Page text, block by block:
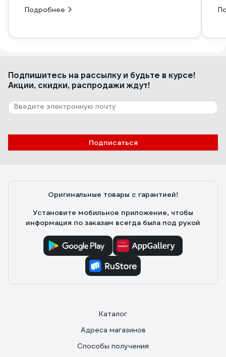
Подробнее
Подпишитесь на рассылкуи будьте в курсе!
Акции, скидки, распродажи ждут!
Подписаться
Оригинальные товары с гарантией!
Установите мобильное приложение, чтобы
информация по заказам всегда была под рукой
Каталог
Адреса магазинов
Способы получения